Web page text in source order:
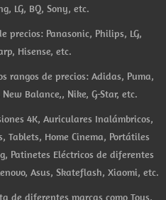
LG, BQ, Sony, etc.
precios: Panasonic, Philips, LG,
Hisense, etc.
rangos de precios: Adidas, Puma,
Balance,, Nike, G-Star, etc.
4K, Auriculares Inalámbricos,
Tablets, Home Cinema, Portátiles
Patinetes Eléctricos de diferentes
Asus, Skateflash, Xiaomi, etc.
de diferentes marcas como Tous,